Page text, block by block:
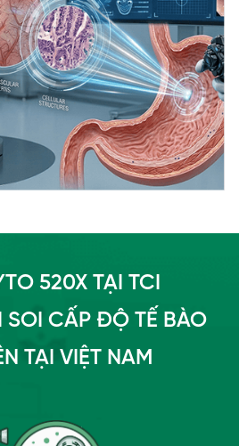
520X TẠI TCI
SOI CẤP ĐỘ TẾ BÀO
TẠI VIỆT NAM